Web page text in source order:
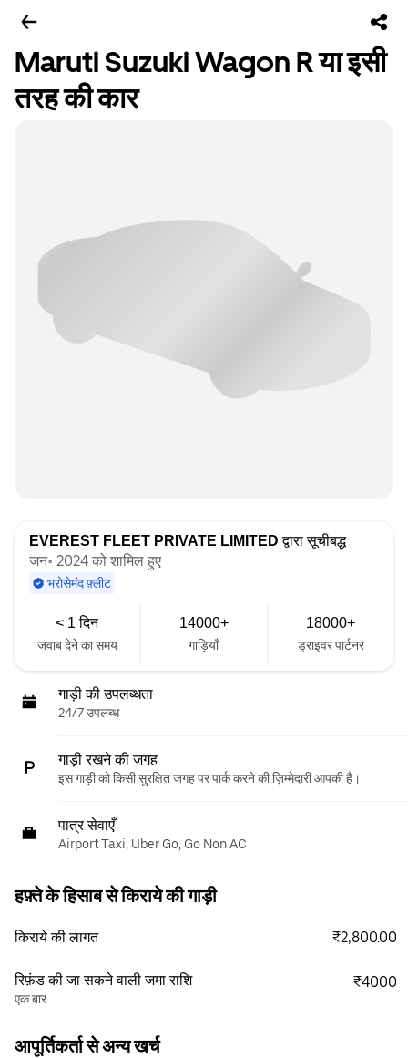
Maruti Suzuki Wagon R या इसी
तरह की कार
EVEREST FLEET PRIVATE LIMITED द्वारा सूचीबद्ध
जन॰ 2024 को शामिल हुए
भरोसेमंद फ़्लीट
< 1 दिन
जवाब देने का समय
14000+
गाड़ियाँ
18000+
ड्राइवर पार्टनर
गाड़ी की उपलब्धता
24/7 उपलब्ध
गाड़ी रखने की जगह
इस गाड़ी को किसी सुरक्षित जगह पर पार्क करने की ज़िम्मेदारी आपकी है।
पात्र सेवाएँ
Airport Taxi, Uber Go, Go Non AC
हफ़्ते के हिसाब से किराये की गाड़ी
किराये की लागत ₹2,800.00
रिफ़ंड की जा सकने वाली जमा राशि
एक बार
₹4000
आपूर्तिकर्ता से अन्य खर्च